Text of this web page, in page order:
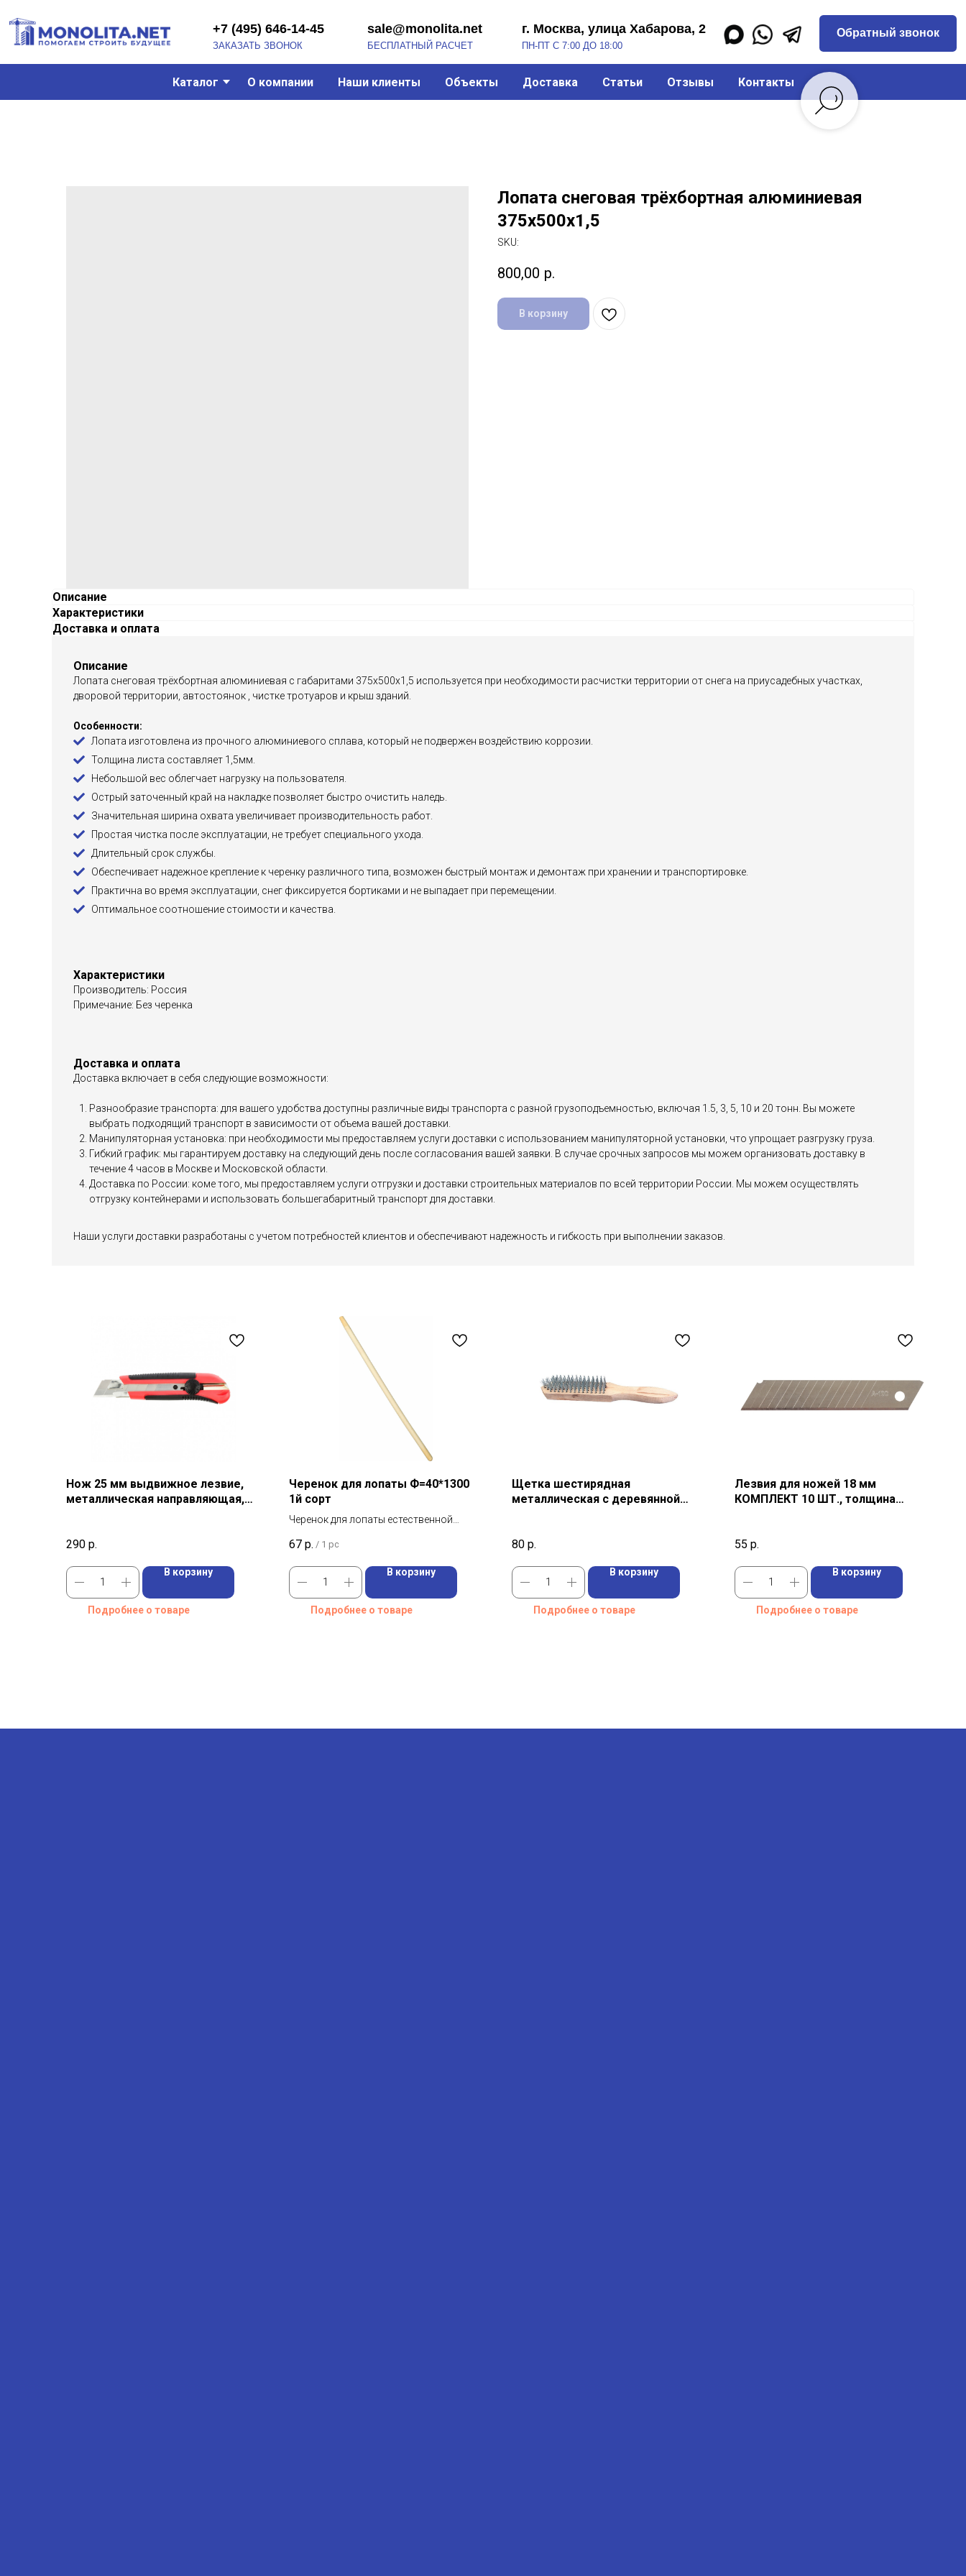
г. Москва, улица Хабарова, 2 Обратный звонок
ПН-ПТ С 7:00 ДО 18:00
+7 (495) 646-14-45
ЗАКАЗАТЬ ЗВОНОК БЕСПЛАТНЫЙ РАСЧЕТ
sale@monolita.net
Каталог О компании Наши клиенты Объекты Доставка Статьи Отзывы Контакты
Лопата снеговая трёхбортная алюминиевая
375х500х1,5
SKU:
800,00 р.
В корзину
Описание
Характеристики
Доставка и оплата
Описание
Лопата снеговая трёхбортная алюминиевая с габаритами 375х500х1,5 используется при необходимости расчистки территории от снега на приусадебных участках,
дворовой территории, автостоянок , чистке тротуаров и крыш зданий.
Особенности:
Лопата изготовлена из прочного алюминиевого сплава, который не подвержен воздействию коррозии.
Толщина листа составляет 1,5мм.
Небольшой вес облегчает нагрузку на пользователя.
Острый заточенный край на накладке позволяет быстро очистить наледь.
Значительная ширина охвата увеличивает производительность работ.
Простая чистка после эксплуатации, не требует специального ухода.
Длительный срок службы.
Обеспечивает надежное крепление к черенку различного типа, возможен быстрый монтаж и демонтаж при хранении и транспортировке.
Практична во время эксплуатации, снег фиксируется бортиками и не выпадает при перемещении.
Оптимальное соотношение стоимости и качества.
Характеристики
Производитель: Россия
Примечание: Без черенка
Доставка и оплата
Доставка включает в себя следующие возможности:
Разнообразие транспорта: для вашего удобства доступны различные виды транспорта с разной грузоподъемностью, включая 1.5, 3, 5, 10 и 20 тонн. Вы можете
выбрать подходящий транспорт в зависимости от объема вашей доставки.
Манипуляторная установка: при необходимости мы предоставляем услуги доставки с использованием манипуляторной установки, что упрощает разгрузку груза.
Гибкий график: мы гарантируем доставку на следующий день после согласования вашей заявки. В случае срочных запросов мы можем организовать доставку в
течение 4 часов в Москве и Московской области.
Доставка по России: коме того, мы предоставляем услуги отгрузки и доставки строительных материалов по всей территории России. Мы можем осуществлять
отгрузку контейнерами и использовать большегабаритный транспорт для доставки.
Наши услуги доставки разработаны с учетом потребностей клиентов и обеспечивают надежность и гибкость при выполнении заказов.
Нож 25 мм выдвижное лезвие,
металлическая направляющая,
290 р.
В корзину
Подробнее о товаре
Черенок для лопаты Ф=40*1300
1й сорт
Черенок для лопаты естественной
береза; 1 сорт)
67 р. / 1 pc
В корзину
Подробнее о товаре
Щетка шестирядная
металлическая с деревянной
80 р.
В корзину
Подробнее о товаре
Лезвия для ножей 18 мм
КОМПЛЕКТ 10 ШТ., толщина
55 р.
В корзину
Подробнее о товаре